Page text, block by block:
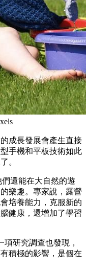
成長發展會產生直接
手機和平板技術如此
。
還能在大自然的遊
樂趣。專家說，露營
培養能力，克服新的
健康，還增加了學習
研究調查也發現，
積極的影響，是個在